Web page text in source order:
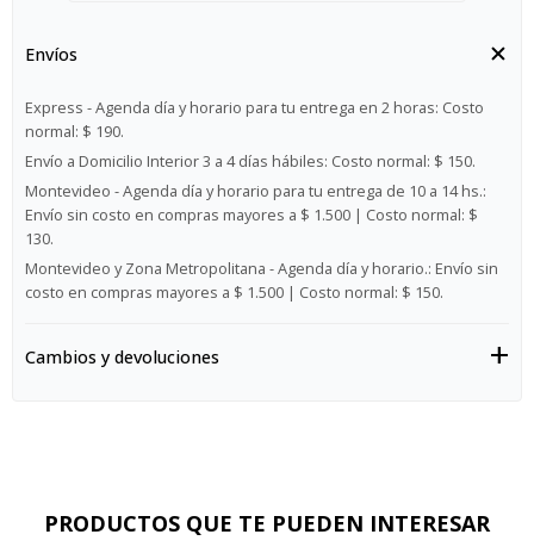
Envíos
Express - Agenda día y horario para tu entrega en 2 horas: Costo
normal: $ 190.
Envío a Domicilio Interior 3 a 4 días hábiles: Costo normal: $ 150.
Montevideo - Agenda día y horario para tu entrega de 10 a 14 hs.:
Envío sin costo en compras mayores a $ 1.500 | Costo normal: $
130.
Montevideo y Zona Metropolitana - Agenda día y horario.: Envío sin
costo en compras mayores a $ 1.500 | Costo normal: $ 150.
Cambios y devoluciones
PRODUCTOS QUE TE PUEDEN INTERESAR